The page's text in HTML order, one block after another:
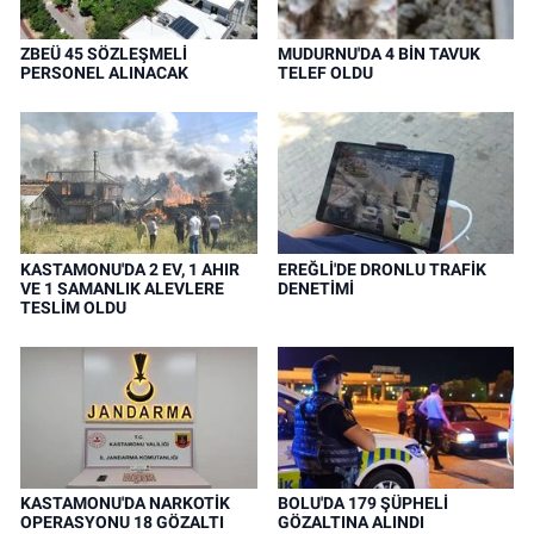
ZBEÜ 45 SÖZLEŞMELİ
PERSONEL ALINACAK
MUDURNU'DA 4 BİN TAVUK
TELEF OLDU
KASTAMONU'DA 2 EV, 1 AHIR
VE 1 SAMANLIK ALEVLERE
TESLİM OLDU
EREĞLİ'DE DRONLU TRAFİK
DENETİMİ
KASTAMONU'DA NARKOTİK
OPERASYONU 18 GÖZALTI
BOLU'DA 179 ŞÜPHELİ
GÖZALTINA ALINDI